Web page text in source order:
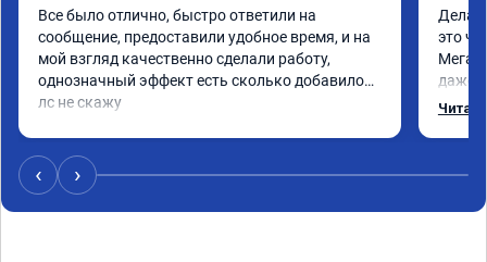
Все было отлично, быстро ответили на
сообщение, предоставили удобное время, и на
мой взгляд качественно сделали работу,
однозначный эффект есть сколько добавилось
лс не скажу
Делал
это
Мега
даже
одно
‹ ›